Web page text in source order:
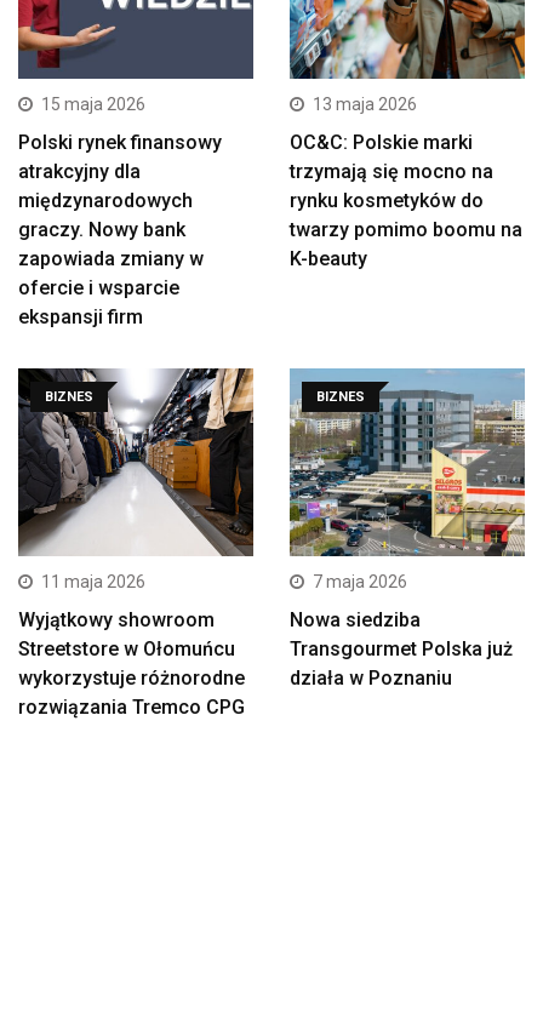
15 maja 2026
Polski rynek finansowy
atrakcyjny dla
międzynarodowych
graczy. Nowy bank
zapowiada zmiany w
ofercie i wsparcie
ekspansji firm
13 maja 2026
OC&C: Polskie marki
trzymają się mocno na
rynku kosmetyków do
twarzy pomimo boomu na
K-beauty
BIZNES
11 maja 2026
Wyjątkowy showroom
Streetstore w Ołomuńcu
wykorzystuje różnorodne
rozwiązania Tremco CPG
BIZNES
7 maja 2026
Nowa siedziba
Transgourmet Polska już
działa w Poznaniu